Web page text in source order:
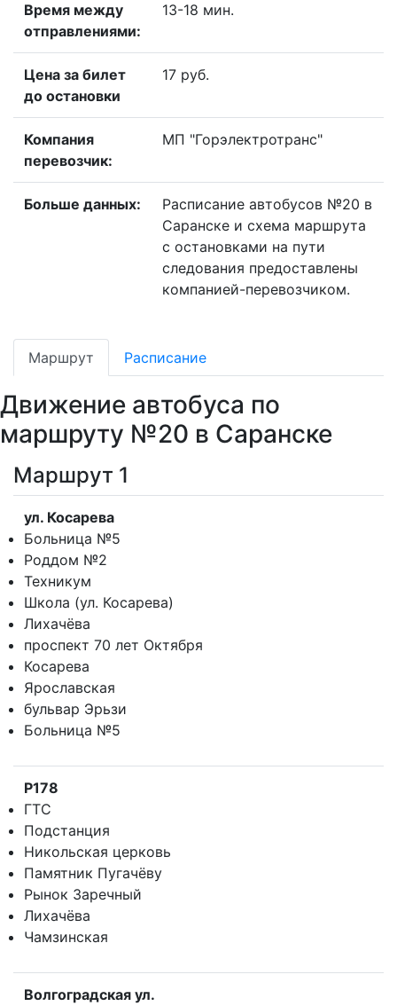
Время между
отправлениями:
13-18 мин.
Цена за билет
до остановки
17 руб.
Компания
перевозчик:
МП "Горэлектротранс"
Больше данных:
Расписание автобусов №20 в
Саранске и схема маршрута
с остановками на пути
следования предоставлены
компанией-перевозчиком.
Маршрут Расписание
Движение автобуса по
маршруту №20 в Саранске
Маршрут 1
ул. Косарева
Больница №5
Роддом №2
Техникум
Школа (ул. Косарева)
Лихачёва
проспект 70 лет Октября
Косарева
Ярославская
бульвар Эрьзи
Больница №5
Р178
ГТС
Подстанция
Никольская церковь
Памятник Пугачёву
Рынок Заречный
Лихачёва
Чамзинская
Волгоградская ул.